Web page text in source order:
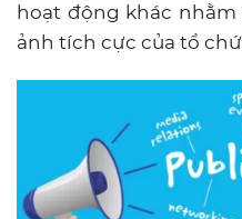
hoạt động khác
ảnh tích cực của tổ